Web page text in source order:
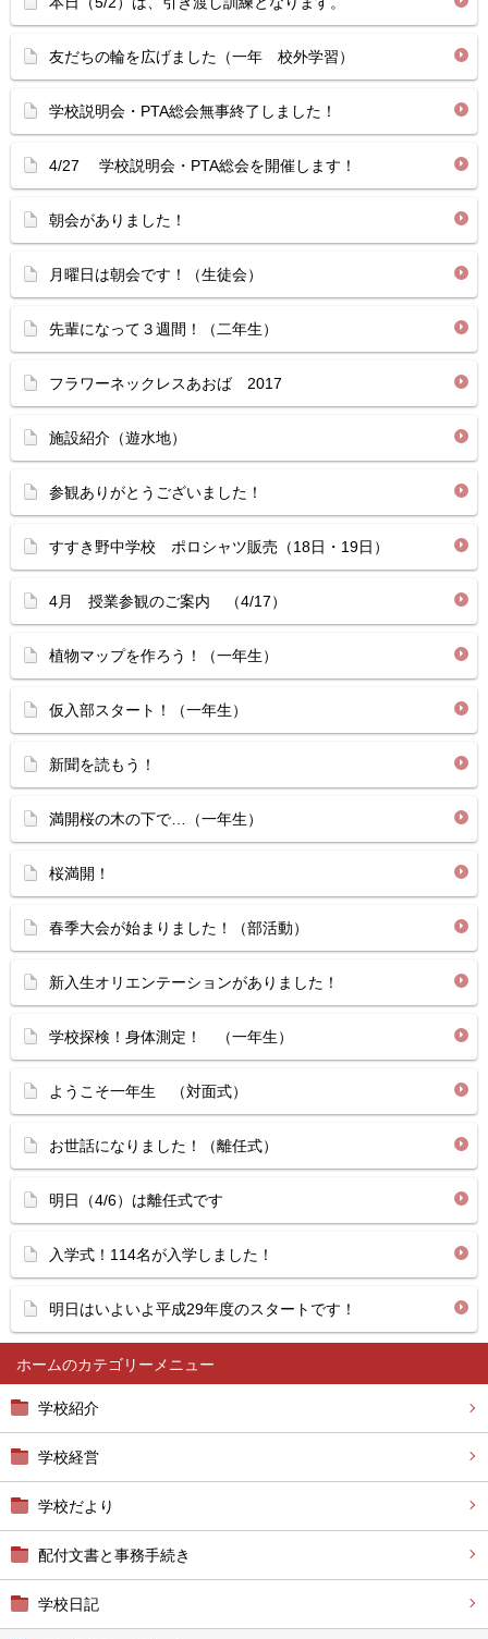
ホーム
学校紹介
学校経営
学校だより
配付文書と事務手続き
学校日記
友だちの輪を広げました（一年 校外学習）
学校説明会・PTA総会無事終了しました！
4/27 学校説明会・PTA総会を開催します！
朝会がありました！
月曜日は朝会です！（生徒会）
先輩になって３週間！（二年生）
フラワーネックレスあおば 2017
施設紹介（遊水地）
参観ありがとうございました！
すすき野中学校 ポロシャツ販売（18日・19日）
4月 授業参観のご案内 （4/17）
植物マップを作ろう！（一年生）
仮入部スタート！（一年生）
新聞を読もう！
満開桜の木の下で…（一年生）
桜満開！
春季大会が始まりました！（部活動）
新入生オリエンテーションがありました！
学校探検！身体測定！ （一年生）
ようこそ一年生 （対面式）
お世話になりました！（離任式）
明日（4/6）は離任式です
入学式！114名が入学しました！
明日はいよいよ平成29年度のスタートです！